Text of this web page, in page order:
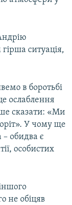
ситуація,
в боротьбі
ослаблення
сказати: «Ми
У чому ще
– обидва є
особистих
не обіцяв